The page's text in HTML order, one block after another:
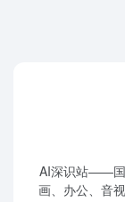
AI深识站——国
画、办公、音